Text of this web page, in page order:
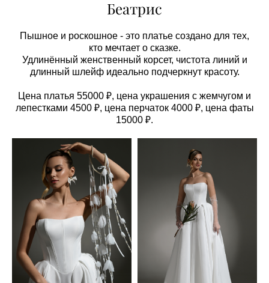
Беатрис
Пышное и роскошное - это платье создано для тех,
кто мечтает о сказке.
Удлинённый женственный корсет, чистота линий и
длинный шлейф идеально подчеркнут красоту.
Цена платья 55000 ₽, цена украшения с жемчугом и
лепестками 4500 ₽, цена перчаток 4000 ₽, цена фаты
15000 ₽.